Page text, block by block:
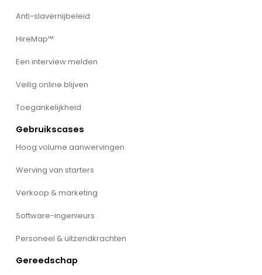
Anti-slavernijbeleid
HireMap™
Een interview melden
Veilig online blijven
Toegankelijkheid
Gebruikscases
Hoog volume aanwervingen
Werving van starters
Verkoop & marketing
Software-ingenieurs
Personeel & uitzendkrachten
Gereedschap